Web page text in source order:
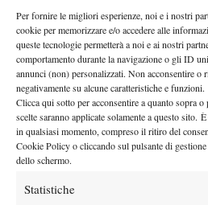
Per fornire le migliori esperienze, noi e i nostri
cookie per memorizzare e/o accedere alle
queste tecnologie permetterà a noi e ai nostri
comportamento durante la navigazione o gli ID
annunci (non) personalizzati. Non acconsentire
negativamente su alcune caratteristiche e funzioni.
Clicca qui sotto per acconsentire a quanto sopra
scelte saranno applicate solamente a questo sito.
in qualsiasi momento, compreso il ritiro del
Cookie Policy o cliccando sul pulsante di
dello schermo.
Statistiche
Nessun commento
Devi essereconnessoper inviare un
DI
Atp News